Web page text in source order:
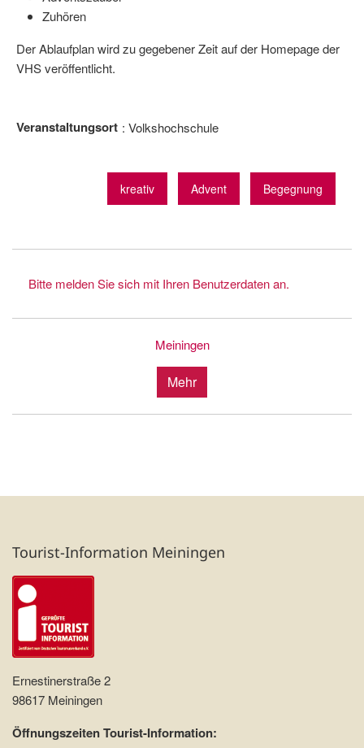
Zuhören
Der Ablaufplan wird zu gegebener Zeit auf der Homepage der
VHS veröffentlicht.
Veranstaltungsort Volkshochschule
kreativ Advent Begegnung
Bitte melden Sie sich mit Ihren Benutzerdaten an.
Meiningen
Mehr
Tourist-Information Meiningen
Ernestinerstraße 2
98617 Meiningen
Öffnungszeiten Tourist-Information: